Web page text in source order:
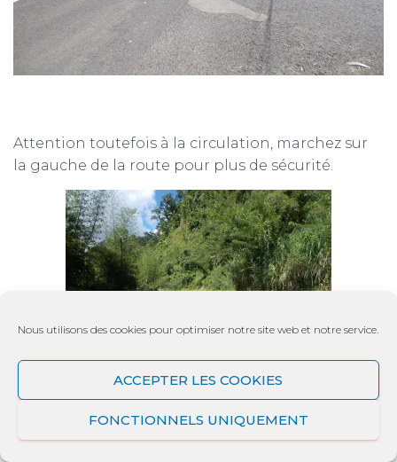
Nous utilisons des cookies pour optimiser notre site web et notre service.
ACCEPTER LES COOKIES
FONCTIONNELS UNIQUEMENT
Attention toutefois à la circulation, marchez sur
la gauche de la route pour plus de sécurité.
A vous de la découvrir dès à présent !